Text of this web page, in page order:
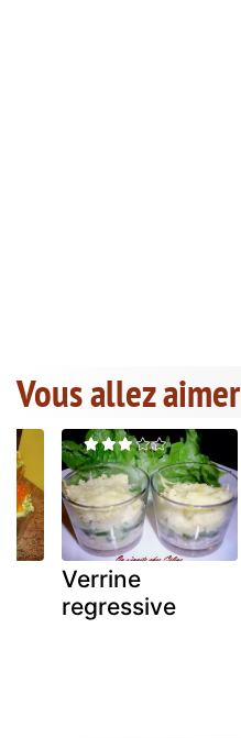
Vous allez aimer
Verrine
regressive